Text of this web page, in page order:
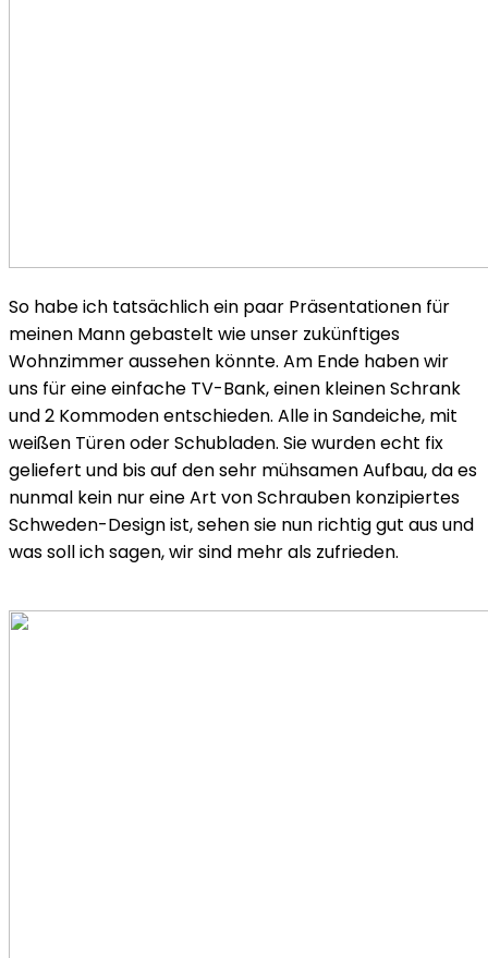
So habe ich tatsächlich ein paar Präsentationen für
meinen Mann gebastelt wie unser zukünftiges
Wohnzimmer aussehen könnte. Am Ende haben wir
uns für eine einfache TV-Bank, einen kleinen Schrank
und 2 Kommoden entschieden. Alle in Sandeiche, mit
weißen Türen oder Schubladen. Sie wurden echt fix
geliefert und bis auf den sehr mühsamen Aufbau, da es
nunmal kein nur eine Art von Schrauben konzipiertes
Schweden-Design ist, sehen sie nun richtig gut aus und
was soll ich sagen, wir sind mehr als zufrieden.